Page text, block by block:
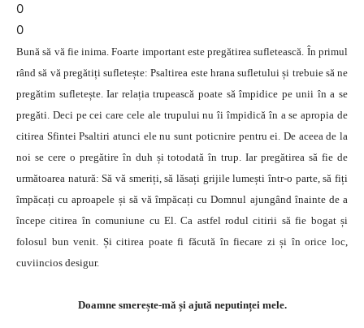
0
0
Bună să vă fie inima. Foarte important este pregătirea sufletească. În primul
rând să vă pregătiți sufletește: Psaltirea este hrana sufletului și trebuie să ne
pregătim sufletește. Iar relația trupească poate să împidice pe unii în a se
pregăti. Deci pe cei care cele ale trupului nu îi împidică în a se apropia de
citirea Sfintei Psaltiri atunci ele nu sunt poticnire pentru ei. De aceea de la
noi se cere o pregătire în duh și totodată în trup. Iar pregătirea să fie de
următoarea natură: Să vă smeriți, să lăsați grijile lumești într-o parte, să fiți
împăcați cu aproapele și să vă împăcați cu Domnul ajungând înainte de a
începe citirea în comuniune cu El. Ca astfel rodul citirii să fie bogat și
folosul bun venit. Și citirea poate fi făcută în fiecare zi și în orice loc,
cuviincios desigur.
Doamne smerește-mă și ajută neputinței mele.